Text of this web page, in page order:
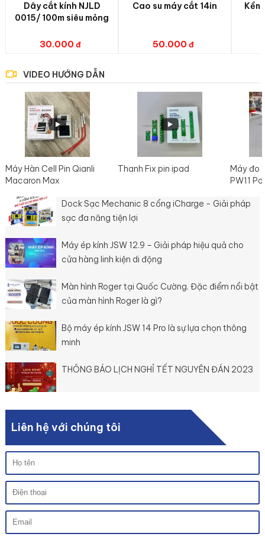
Dây cắt kính NJLD
0015/ 100m siêu mỏng
30.000
Cao su máy cắt 14in
50.000
VIDEO HƯỚNG DẪN
Máy Hàn Cell Pin Qianli
Macaron Max
Thanh Fix pin ipad
Máy đo
PW11
Dock Sạc Mechanic 8 cổng iCharge - Giải pháp
sạc đa năng tiện lợi
Máy ép kính JSW 12.9 – Giải pháp hiệu quả cho
cửa hàng linh kiện di động
Màn hình Roger tại Quốc Cường. Đặc điểm nổi bật
của màn hình Roger là gì?
Bộ máy ép kính JSW 14 Pro là sự lựa chọn thông
minh
THÔNG BÁO LỊCH NGHỈ TẾT NGUYÊN ĐÁN 2023
Liên hệ với chúng tôi